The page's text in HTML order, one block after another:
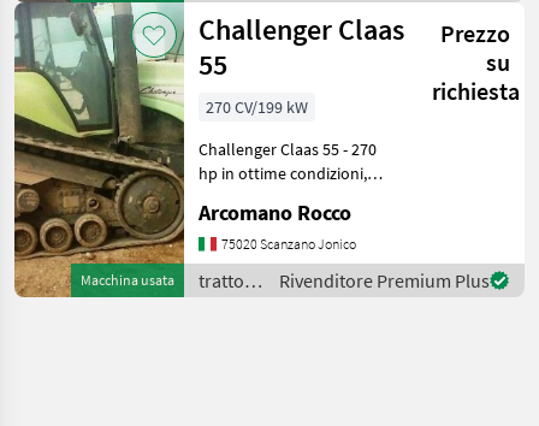
/
Challenger
Macchina usata
Challenger Claas
55
Prezzo
su
richiesta
270 CV/199 kW
Challenger Claas 55 - 270
hp in ottime condizioni,
11.000 ore di lavoro,
motore Caterpillar, cambio
New Holland con circa 2.500
ore di lavoro
Arcomano Rocco
75020 Scanzano Jonico
trattori
/
Rivenditore Premium Plus